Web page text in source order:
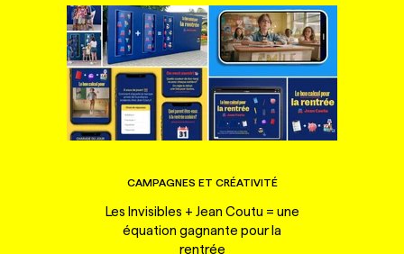
CAMPAGNES ET CRÉATIVITÉ
Les Invisibles + Jean Coutu = une
équation gagnante pour la
rentrée